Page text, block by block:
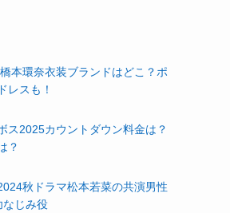
本環奈衣装ブランドはどこ？ポ
レスも！
ス2025カウントダウン料金は？
？
秋ドラマ松本若菜の共演男性
なじみ役